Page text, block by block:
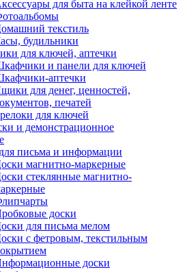
для быта на клейкой ленте
текстиль
будильники
для ключей, аптечки
и панели для ключей
аптечки
для денег, ценностей,
печатей
для ключей
и демонстрационное
письма и информации
магнитно-маркерные
стеклянные магнитно-
доски
для письма мелом
с фетровым, текстильным
доски